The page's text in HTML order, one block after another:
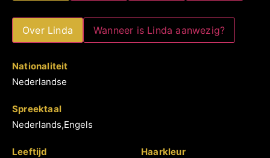
Over Linda Wanneer is Linda aanwezig?
Nationaliteit
Nederlandse
Spreektaal
Nederlands,Engels
Leeftijd
Haarkleur